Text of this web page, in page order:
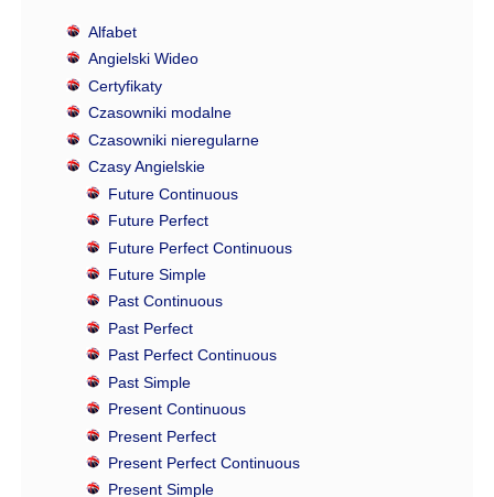
Alfabet
Angielski Wideo
Certyfikaty
Czasowniki modalne
Czasowniki nieregularne
Czasy Angielskie
Future Continuous
Future Perfect
Future Perfect Continuous
Future Simple
Past Continuous
Past Perfect
Past Perfect Continuous
Past Simple
Present Continuous
Present Perfect
Present Perfect Continuous
Present Simple